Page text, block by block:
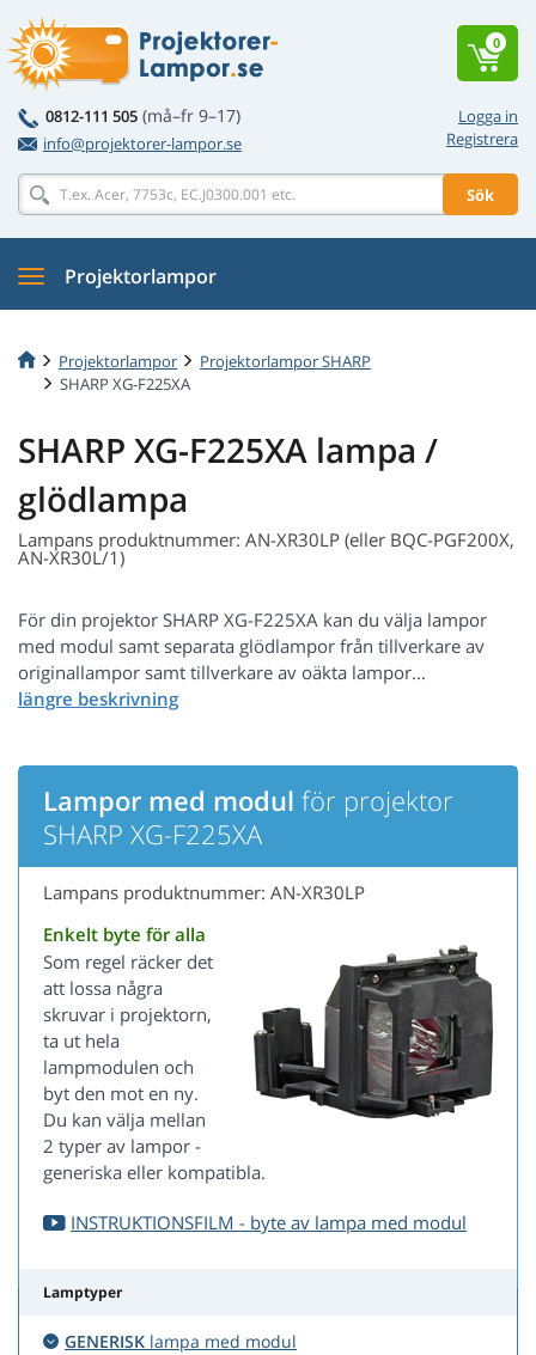
Logga in
Registrera
0812-111 505 (må–fr 9–17)
info@projektorer-lampor.se
Sök
0
Projektorlampor
Projektorlampor
Projektorlampor SHARP
SHARP XG-F225XA
SHARP XG-F225XA lampa /
glödlampa
Lampans produktnummer: AN-XR30LP (eller BQC-PGF200X,
AN-XR30L/1)
För din projektor SHARP XG-F225XA kan du välja lampor
med modul samt separata glödlampor från tillverkare av
originallampor samt tillverkare av oäkta lampor...
Lampor med modul för projektor
SHARP XG-F225XA
Lampans produktnummer: AN-XR30LP
Enkelt byte för alla
Som regel räcker det
att lossa några
skruvar i projektorn,
ta ut hela
lampmodulen och
byt den mot en ny.
Du kan välja mellan
2 typer av lampor -
generiska eller kompatibla.
INSTRUKTIONSFILM - byte av lampa med modul
Lamptyper
GENERISK lampa med modul